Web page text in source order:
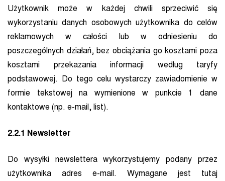
Użytkownik może w każdej chwili sprzeciwić się
wykorzystaniu danych osobowych użytkownika do celów
reklamowych w całości lub w odniesieniu do
poszczególnych działań, bez obciążania go kosztami poza
kosztami przekazania informacji według taryfy
podstawowej. Do tego celu wystarczy zawiadomienie w
formie tekstowej na wymienione w punkcie 1 dane
kontaktowe (np. e-mail, list).
2.2.1 Newsletter
Do wysyłki newslettera wykorzystujemy podany przez
użytkownika adres e-mail. Wymagane jest tutaj